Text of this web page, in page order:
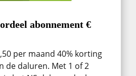
abonnement €
per maand 40% korting
de daluren. Met 1 of 2